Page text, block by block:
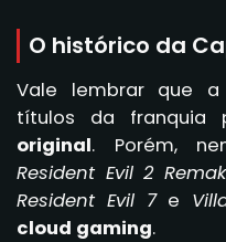
O histórico da
Vale lembrar que a
títulos da franquia
original. Porém,
Resident Evil 2
Resident Evil 7e
cloud gaming.